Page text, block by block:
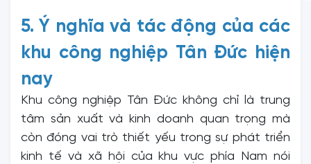
5. Ý nghĩa và tác động của các
khu công nghiệp Tân Đức hiện
nay
Khu công nghiệp Tân Đức không chỉ là trung
tâm sản xuất và kinh doanh quan trọng mà
còn đóng vai trò thiết yếu trong sự phát triển
kinh tế và xã hội của khu vực phía Nam nói